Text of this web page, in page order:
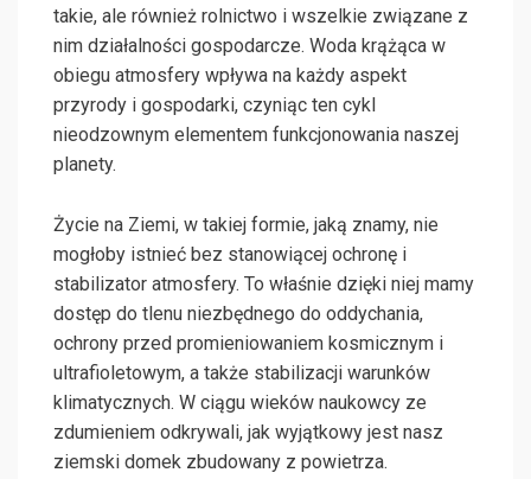
takie, ale również rolnictwo i wszelkie związane z
nim działalności gospodarcze. Woda krążąca w
obiegu atmosfery wpływa na każdy aspekt
przyrody i gospodarki, czyniąc ten cykl
nieodzownym elementem funkcjonowania naszej
planety.
Życie na Ziemi, w takiej formie, jaką znamy, nie
mogłoby istnieć bez stanowiącej ochronę i
stabilizator atmosfery. To właśnie dzięki niej mamy
dostęp do tlenu niezbędnego do oddychania,
ochrony przed promieniowaniem kosmicznym i
ultrafioletowym, a także stabilizacji warunków
klimatycznych. W ciągu wieków naukowcy ze
zdumieniem odkrywali, jak wyjątkowy jest nasz
ziemski domek zbudowany z powietrza.